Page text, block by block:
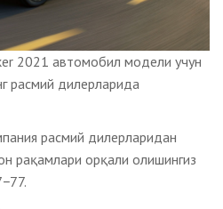
2021 автомобил модели учун
расмий дилерларида
расмий дилерларидан
рақамлари орқали олишингиз